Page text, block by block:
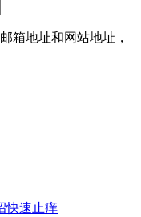
箱地址和网站地址，
快速止痒